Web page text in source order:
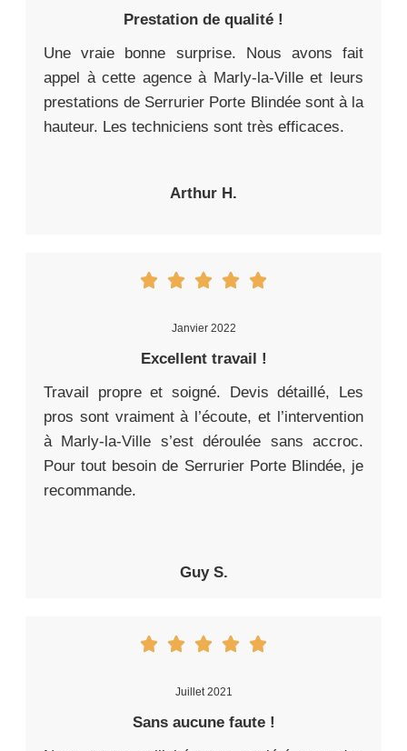
Prestation de qualité !
Une vraie bonne surprise. Nous avons fait
appel à cette agence à Marly-la-Ville et leurs
prestations de Serrurier Porte Blindée sont à la
hauteur. Les techniciens sont très efficaces.
Arthur H.
Janvier 2022
Excellent travail !
Travail propre et soigné. Devis détaillé, Les
pros sont vraiment à l’écoute, et l’intervention
à Marly-la-Ville s’est déroulée sans accroc.
Pour tout besoin de Serrurier Porte Blindée, je
recommande.
Guy S.
Juillet 2021
Sans aucune faute !